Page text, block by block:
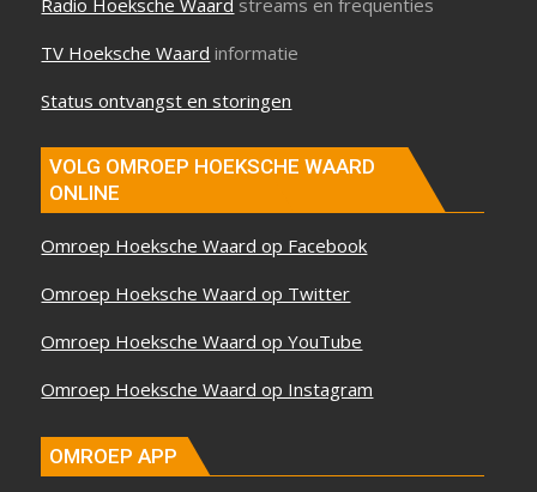
TV Hoeksche Waard informatie
Status ontvangst en storingen
VOLG OMROEP HOEKSCHE WAARD
ONLINE
Omroep Hoeksche Waard op Facebook
Omroep Hoeksche Waard op Twitter
Omroep Hoeksche Waard op YouTube
Omroep Hoeksche Waard op Instagram
OMROEP APP